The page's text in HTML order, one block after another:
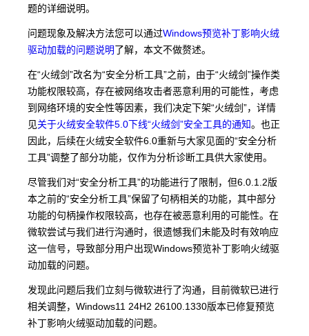
题的详细说明。
问题现象及解决方法您可以通过Windows预览补丁影响火绒
驱动加载的问题说明了解，本文不做赘述。
在“火绒剑”改名为“安全分析工具”之前，由于“火绒剑”操作类
功能权限较高，存在被网络攻击者恶意利用的可能性，考虑
到网络环境的安全性等因素，我们决定下架“火绒剑”，详情
见关于火绒安全软件5.0下线“火绒剑”安全工具的通知。也正
因此，后续在火绒安全软件6.0重新与大家见面的“安全分析
工具”调整了部分功能，仅作为分析诊断工具供大家使用。
尽管我们对“安全分析工具”的功能进行了限制，但6.0.1.2版
本之前的“安全分析工具”保留了句柄相关的功能，其中部分
功能的句柄操作权限较高，也存在被恶意利用的可能性。在
微软尝试与我们进行沟通时，很遗憾我们未能及时有效响应
这一信号，导致部分用户出现Windows预览补丁影响火绒驱
动加载的问题。
发现此问题后我们立刻与微软进行了沟通，目前微软已进行
相关调整，Windows11 24H2 26100.1330版本已修复预览
补丁影响火绒驱动加载的问题。